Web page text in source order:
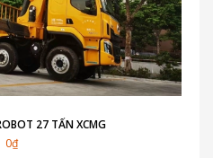
27 TẤN XCMG
0₫